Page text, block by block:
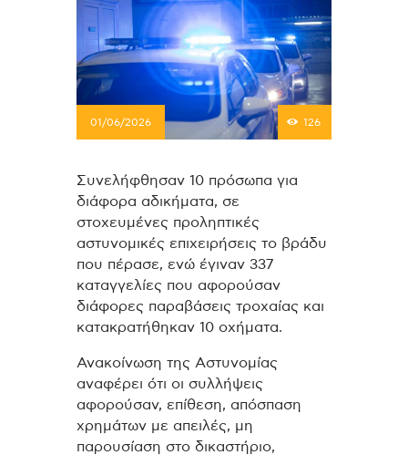
01/06/2026 126
Συνελήφθησαν 10 πρόσωπα για
διάφορα αδικήματα, σε
στοχευμένες προληπτικές
αστυνομικές επιχειρήσεις το βράδυ
που πέρασε, ενώ έγιναν 337
καταγγελίες που αφορούσαν
διάφορες παραβάσεις τροχαίας και
κατακρατήθηκαν 10 οχήματα.
Ανακοίνωση της Αστυνομίας
αναφέρει ότι οι συλλήψεις
αφορούσαν, επίθεση, απόσπαση
χρημάτων με απειλές, μη
παρουσίαση στο δικαστήριο,